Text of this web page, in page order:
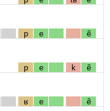
p e ẽ
p e k ẽ
ʁ e ẽ